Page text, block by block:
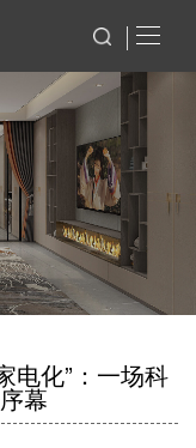
电化”：一场科
幕